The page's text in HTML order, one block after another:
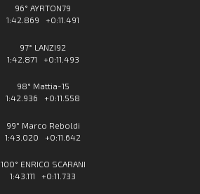
96° AYRTON79
1:42.869 +0:11.491
97° LANZI92
1:42.871 +0:11.493
98° Mattia-15
1:42.936 +0:11.558
99° Marco Reboldi
1:43.020 +0:11.642
100° ENRICO SCARANI
1:43.111 +0:11.733